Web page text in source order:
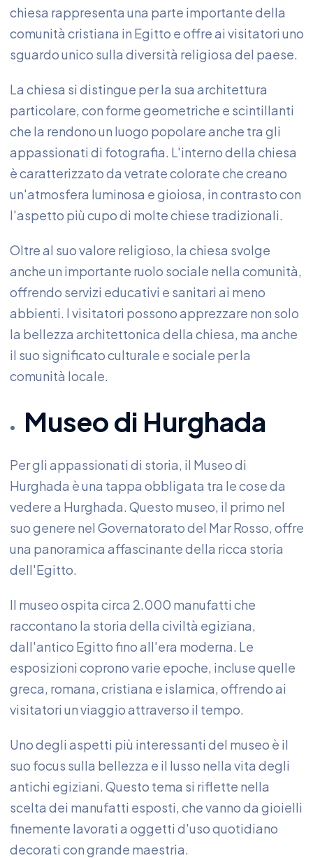
chiesa rappresenta una parte importante della
comunità cristiana in Egitto e offre ai visitatori uno
sguardo unico sulla diversità religiosa del paese.
La chiesa si distingue per la sua architettura
particolare, con forme geometriche e scintillanti
che la rendono un luogo popolare anche tra gli
appassionati di fotografia. L'interno della chiesa
è caratterizzato da vetrate colorate che creano
un'atmosfera luminosa e gioiosa, in contrasto con
l'aspetto più cupo di molte chiese tradizionali.
Oltre al suo valore religioso, la chiesa svolge
anche un importante ruolo sociale nella comunità,
offrendo servizi educativi e sanitari ai meno
abbienti. I visitatori possono apprezzare non solo
la bellezza architettonica della chiesa, ma anche
il suo significato culturale e sociale per la
comunità locale.
Museo di Hurghada
Per gli appassionati di storia, il Museo di
Hurghada è una tappa obbligata tra le cose da
vedere a Hurghada. Questo museo, il primo nel
suo genere nel Governatorato del Mar Rosso, offre
una panoramica affascinante della ricca storia
dell'Egitto.
Il museo ospita circa 2.000 manufatti che
raccontano la storia della civiltà egiziana,
dall'antico Egitto fino all'era moderna. Le
esposizioni coprono varie epoche, incluse quelle
greca, romana, cristiana e islamica, offrendo ai
visitatori un viaggio attraverso il tempo.
Uno degli aspetti più interessanti del museo è il
suo focus sulla bellezza e il lusso nella vita degli
antichi egiziani. Questo tema si riflette nella
scelta dei manufatti esposti, che vanno da gioielli
finemente lavorati a oggetti d'uso quotidiano
decorati con grande maestria.